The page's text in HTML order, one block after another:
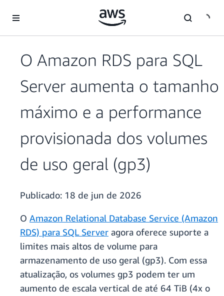
Pular para o conteúdo principal
O Amazon RDS para SQL
Server aumenta o tamanho
máximo e a performance
provisionada dos volumes
de uso geral (gp3)
Publicado: 18 de jun de 2026
O Amazon Relational Database Service (Amazon
RDS) para SQL Server agora oferece suporte a
limites mais altos de volume para
armazenamento de uso geral (gp3). Com essa
atualização, os volumes gp3 podem ter um
aumento de escala vertical de até 64 TiB (4x o